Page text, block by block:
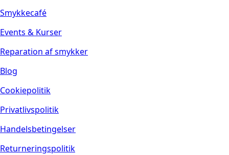
Smykkecafé
Events & Kurser
Reparation af smykker
Blog
Cookiepolitik
Privatlivspolitik
Handelsbetingelser
Returneringspolitik